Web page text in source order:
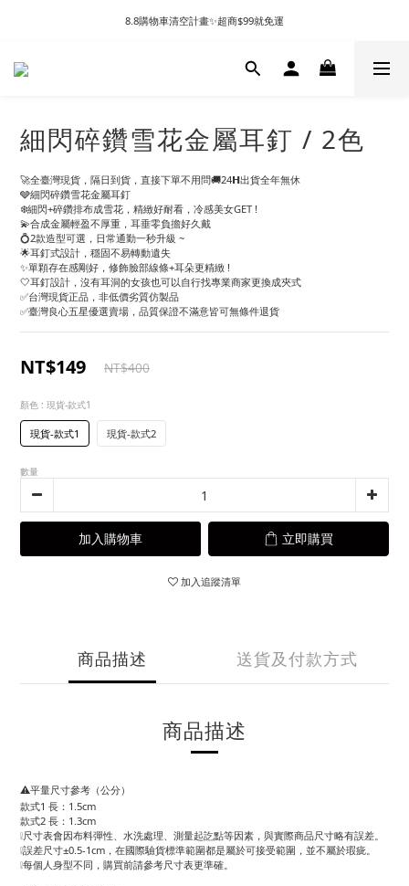
8.8購物車清空計畫✨超商$99就免運
細閃碎鑽雪花金屬耳釘 / 2色
🚀全臺灣現貨，隔日到貨，直接下單不用問🚚24𝗛出貨全年無休
🩶細閃碎鑽雪花金屬耳釘
❄️細閃+碎鑽排布成雪花，精緻好耐看，冷感美女GET !
💫合成金屬輕盈不厚重，耳垂零負擔好久戴
💍2款造型可選，日常通勤一秒升級 ~
🌟耳釘式設計，穩固不易轉動遺失
✨單顆存在感剛好，修飾臉部線條+耳朵更精緻 !
🤍耳釘設計，沒有耳洞的女孩也可以自行找專業商家更換成夾式
✅台灣現貨正品，非低價劣質仿製品
✅臺灣良心五星優選賣場，品質保證不滿意皆可無條件退貨
NT$149 NT$400
顏色 : 現貨-款式1
現貨-款式1 現貨-款式2
數量
加入購物車 立即購買
加入追蹤清單
商品描述 送貨及付款方式
商品描述
⚠️平量尺寸參考（公分）
款式1 長：1.5cm
款式2 長：1.3cm
❕尺寸表會因布料彈性、水洗處理、測量起訖點等因素，與實際商品尺寸略有誤差。
❕誤差尺寸±0.5-1cm，在國際驗貨標準範圍都是屬於可接受範圍，並不屬於瑕疵。
❕每個人身型不同，購買前請參考尺寸表更準確。